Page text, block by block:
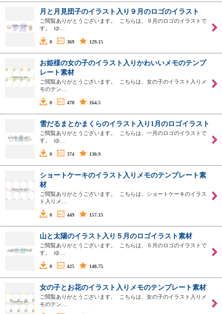
月と月見団子のイラスト入り９月のロゴのイラスト
ご閲覧ありがとうございます。 こちらは、９月のロゴのイラストで
す。 ゆ…
0 369 129.15
お姫様の女の子のイラスト入りかわいいメモのテンプ
レート素材
ご閲覧ありがとうございます。 こちらは、女の子のイラスト入りメ
モのテン…
0 470 164.5
雪だるまとかまくらのイラスト入り1月のロゴイラスト
ご閲覧ありがとうございます。 こちらは、一月のロゴのイラストで
す。 ゆ…
0 374 130.9
ショートケーキのイラスト入りメモのテンプレート素
材
ご閲覧ありがとうございます。 こちらは、ショートケーキのイラス
ト入りメ…
0 449 157.15
山と太陽のイラスト入り５月のロゴイラスト素材
ご閲覧ありがとうございます。 こちらは、５月のロゴのイラストで
す。 ゆ…
0 425 148.75
女の子とお花のイラスト入りメモのテンプレート素材
ご閲覧ありがとうございます。 こちらは、女の子のイラスト入りメ
モのテン…